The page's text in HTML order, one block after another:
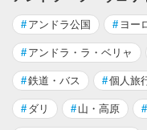
# アンドラ公国 # ヨー
# アンドラ・ラ・ベリャ
#鉄道・バス #個人旅
# ダリ # 山・高原 #